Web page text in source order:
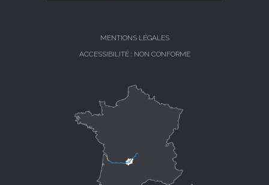
MENTIONS LÉGALES
ACCESSIBILITÉ : NON CONFORME